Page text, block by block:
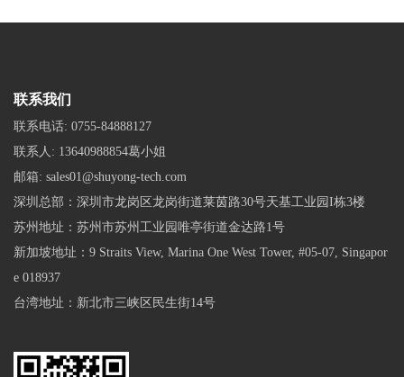
联系我们
联系电话: 0755-84888127
联系人: 13640988854葛小姐
邮箱: sales01@shuyong-tech.com
深圳总部：深圳市龙岗区龙岗街道莱茵路30号天基工业园I栋3楼
苏州地址：苏州市苏州工业园唯亭街道金达路1号
新加坡地址：9 Straits View, Marina One West Tower, #05-07, Singapor
e 018937
台湾地址：新北市三峡区民生街14号